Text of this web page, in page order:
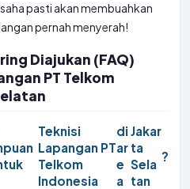
pasti akan membuahkan
pernah menyerah!
Diajukan (FAQ)
PT Telkom
Teknisi
Lapangan PT
Telkom
Indonesia
di
ar
e
a
Jakar
ta
Sela
tan
?